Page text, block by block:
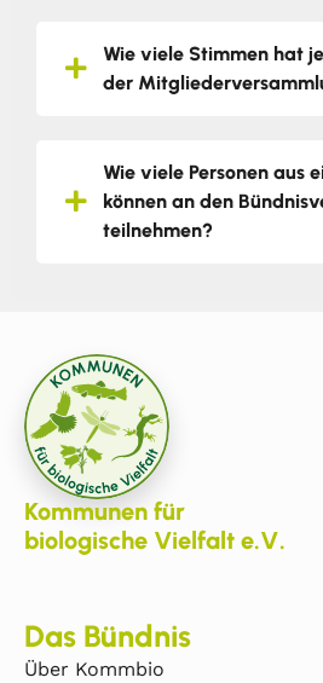
Wie viele Stimmen hat
der
Wie viele Personen aus
können an den
teilnehmen?
Kommunen für
biologische Vielfalt e.V.
Das Bündnis
Über Kommbio